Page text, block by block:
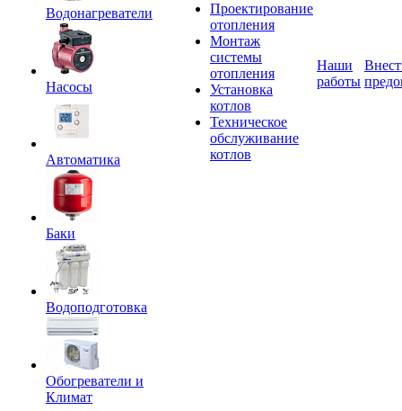
Водонагреватели
Насосы
Автоматика
Баки
Водоподготовка
Обогреватели и
Климат
Проектирование
отопления
Монтаж
системы
отопления
Установка
котлов
Техническое
обслуживание
котлов
Наши
работы